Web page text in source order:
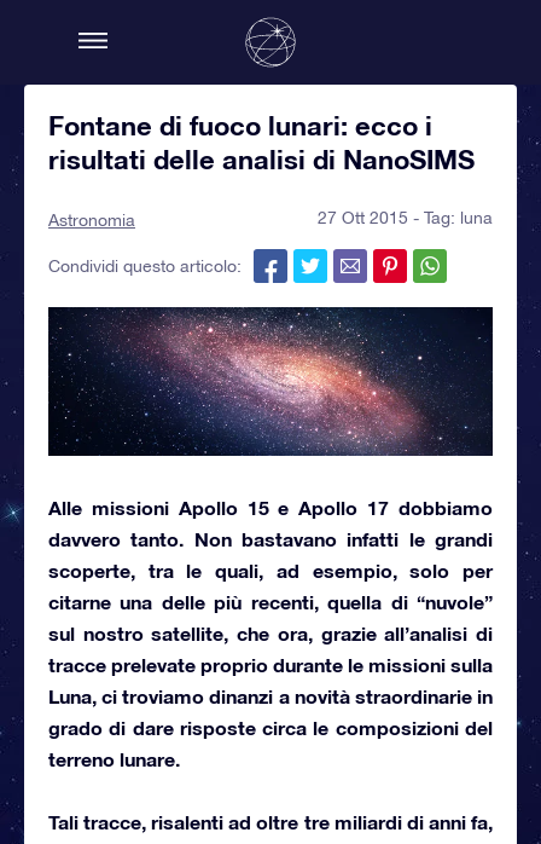
Fontane di fuoco lunari: ecco i
risultati delle analisi di NanoSIMS
Astronomia 27 Ott 2015 - Tag: luna
Condividi questo articolo:
Alle missioni Apollo 15 e Apollo 17 dobbiamo
davvero tanto. Non bastavano infatti le grandi
scoperte, tra le quali, ad esempio, solo per
citarne una delle più recenti, quella di “nuvole”
sul nostro satellite, che ora, grazie all’analisi di
tracce prelevate proprio durante le missioni sulla
Luna, ci troviamo dinanzi a novità straordinarie in
grado di dare risposte circa le composizioni del
terreno lunare.
Tali tracce, risalenti ad oltre tre miliardi di anni fa,